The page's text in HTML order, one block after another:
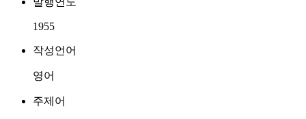
1955
작성언어
영어
주제어